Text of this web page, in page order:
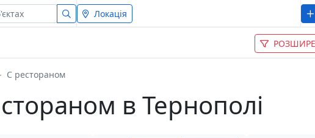
Локація
С рестораном
в Тернополі